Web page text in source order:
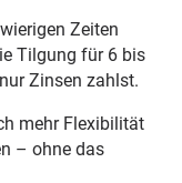
Zeiten
Tilgung für 6 bis
Zinsen zahlst.
mehr Flexibilität
– ohne das